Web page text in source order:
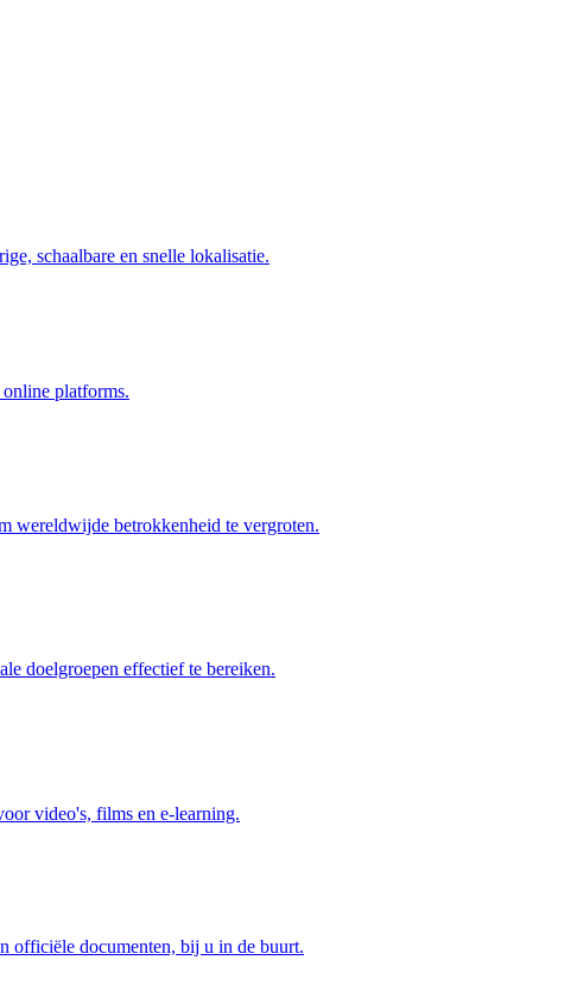
schaalbare en snelle lokalisatie.
platforms.
wereldwijde betrokkenheid te vergroten.
doelgroepen effectief te bereiken.
video's, films en e-learning.
officiële documenten, bij u in de buurt.